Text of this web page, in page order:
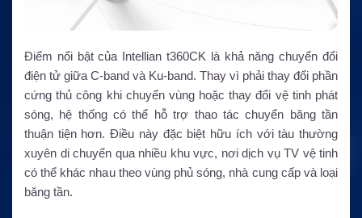
Điểm nổi bật của Intellian t360CK là khả năng chuyển đổi
điện tử giữa C-band và Ku-band. Thay vì phải thay đổi phần
cứng thủ công khi chuyển vùng hoặc thay đổi vệ tinh phát
sóng, hệ thống có thể hỗ trợ thao tác chuyển băng tần
thuận tiện hơn. Điều này đặc biệt hữu ích với tàu thường
xuyên di chuyển qua nhiều khu vực, nơi dịch vụ TV vệ tinh
có thể khác nhau theo vùng phủ sóng, nhà cung cấp và loại
băng tần.